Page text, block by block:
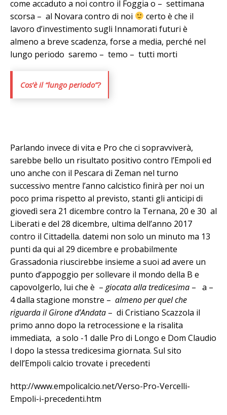
come accaduto a noi contro il Foggia o – settimana
scorsa – al Novara contro di noi
certo è che il
lavoro d’investimento sugli Innamorati futuri è
almeno a breve scadenza, forse a media, perché nel
lungo periodo saremo – temo – tutti morti
Cos’è il “lungo periodo”?
Parlando invece di vita e Pro che ci sopravviverà,
sarebbe bello un risultato positivo contro l’Empoli ed
uno anche con il Pescara di Zeman nel turno
successivo mentre l’anno calcistico finirà per noi un
poco prima rispetto al previsto, stanti gli anticipi di
giovedì sera 21 dicembre contro la Ternana, 20 e 30 al
Liberati e del 28 dicembre, ultima dell’anno 2017
contro il Cittadella. datemi non solo un minuto ma 13
punti da qui al 29 dicembre e probabilmente
Grassadonia riuscirebbe insieme a suoi ad avere un
punto d’appoggio per sollevare il mondo della B e
capovolgerlo, lui che è – giocata alla tredicesima – a –
4 dalla stagione monstre – almeno per quel che
riguarda il Girone d’Andata – di Cristiano Scazzola il
primo anno dopo la retrocessione e la risalita
immediata, a solo -1 dalle Pro di Longo e Dom Claudio
I dopo la stessa tredicesima giornata. Sul sito
dell’Empoli calcio trovate i precedenti
http://www.empolicalcio.net/Verso-Pro-Vercelli-
Empoli-i-precedenti.htm